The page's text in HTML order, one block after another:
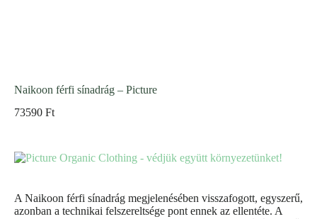
Naikoon férfi sínadrág – Picture
73590 Ft
A Naikoon férfi sínadrág megjelenésében visszafogott, egyszerű,
azonban a technikai felszereltsége pont ennek az ellentéte. A